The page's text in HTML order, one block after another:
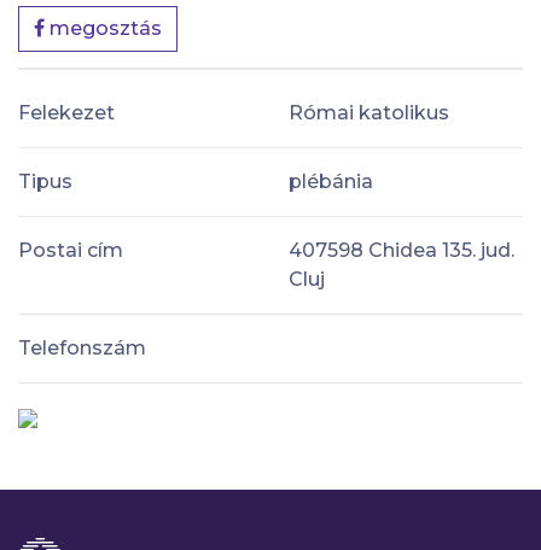
megosztás
Felekezet Római katolikus
Tipus plébánia
Postai cím
407598 Chidea 135. jud.
Cluj
Telefonszám